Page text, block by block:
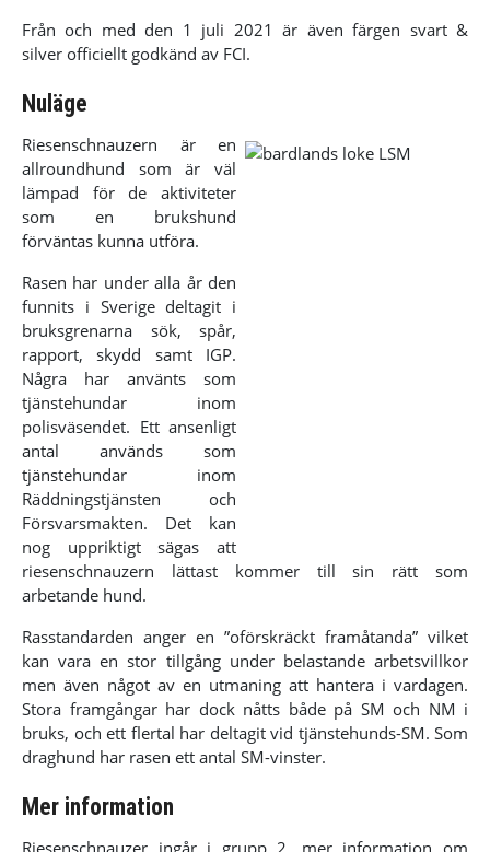
Från och med den 1 juli 2021 är även färgen svart &
silver officiellt godkänd av FCI.
Nuläge
Riesenschnauzern är en
allroundhund som är väl
lämpad för de aktiviteter
som en brukshund
förväntas kunna utföra.
Rasen har under alla år den
funnits i Sverige deltagit i
bruksgrenarna sök, spår,
rapport, skydd samt IGP.
Några har använts som
tjänstehundar inom
polisväsendet. Ett ansenligt
antal används som
tjänstehundar inom
Räddningstjänsten och
Försvarsmakten. Det kan
nog uppriktigt sägas att
riesenschnauzern lättast kommer till sin rätt som
arbetande hund.
Rasstandarden anger en ”oförskräckt framåtanda” vilket
kan vara en stor tillgång under belastande arbetsvillkor
men även något av en utmaning att hantera i vardagen.
Stora framgångar har dock nåtts både på SM och NM i
bruks, och ett flertal har deltagit vid tjänstehunds-SM. Som
draghund har rasen ett antal SM-vinster.
Mer information
Riesenschnauzer ingår i grupp 2, mer information om